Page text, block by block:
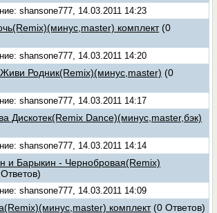
shansone777, 14.03.2011 14:23
комплект (0
shansone777, 14.03.2011 14:20
Родник(Remix)(минус,master) (0
shansone777, 14.03.2011 14:17
Дискотек(Remix Dance)(минус,master,бэк)
shansone777, 14.03.2011 14:14
и Барыкин - Чернобровая(Remix)
shansone777, 14.03.2011 14:09
комплект (0 Ответов)